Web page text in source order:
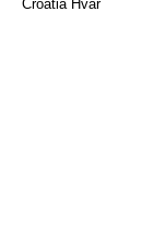
Croatia Hvar